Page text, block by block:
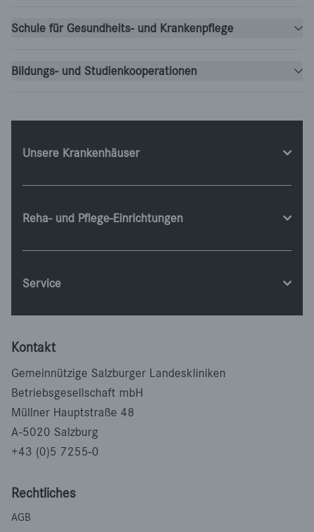
Schule für Gesundheits- und Krankenpflege
Bildungs- und Studienkooperationen
Unsere Krankenhäuser
Reha- und Pflege-Einrichtungen
Service
Kontakt
Gemeinnützige Salzburger Landeskliniken
Betriebsgesellschaft mbH
Müllner Hauptstraße 48
A-5020 Salzburg
+43 (0)5 7255-0
Rechtliches
AGB